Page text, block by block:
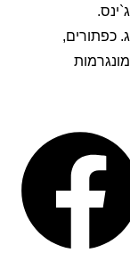
כפתורים,